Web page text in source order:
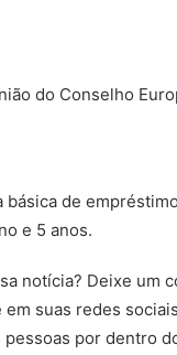
do Conselho
básica de
e 5 anos.
notícia? Deixe um
suas redes
por dentro